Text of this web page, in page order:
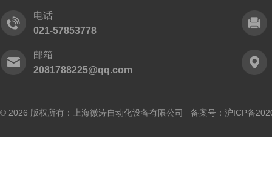
电话
021-57853778
邮箱
2081788225@qq.com
© 2026 版权所有：上海徽涛自动化设备有限公司 备案号： 沪ICP备